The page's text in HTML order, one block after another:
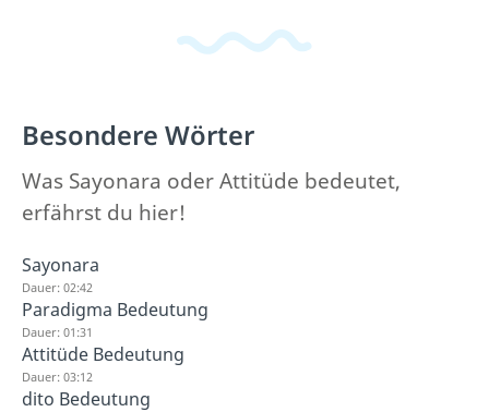
Besondere Wörter
Was Sayonara oder Attitüde bedeutet,
erfährst du hier!
Sayonara
Dauer: 02:42
Paradigma Bedeutung
Dauer: 01:31
Attitüde Bedeutung
Dauer: 03:12
dito Bedeutung